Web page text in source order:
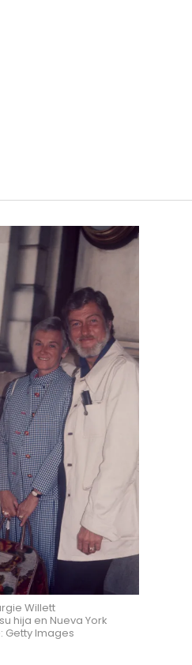
Willett
hija en Nueva York
Getty Images